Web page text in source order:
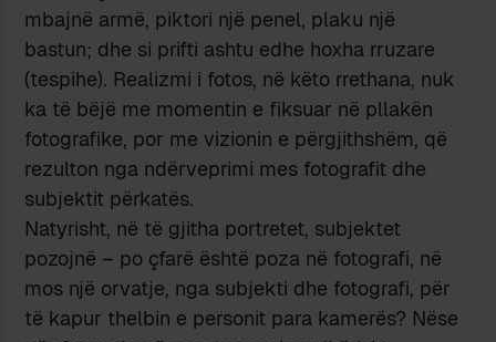
mbajnë armë, piktori një penel, plaku një
bastun; dhe si prifti ashtu edhe hoxha rruzare
(tespihe). Realizmi i fotos, në këto rrethana, nuk
ka të bëjë me momentin e fiksuar në pllakën
fotografike, por me vizionin e përgjithshëm, që
rezulton nga ndërveprimi mes fotografit dhe
subjektit përkatës.
Natyrisht, në të gjitha portretet, subjektet
pozojnë – po çfarë është poza në fotografi, në
mos një orvatje, nga subjekti dhe fotografi, për
të kapur thelbin e personit para kamerës? Nëse